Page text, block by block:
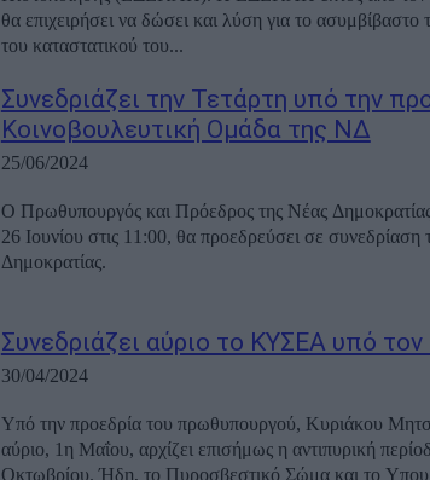
θα επιχειρήσει να δώσει και λύση για το
του καταστατικού του...
Συνεδριάζει την Τετάρτη υπό την
Κοινοβουλευτική Ομάδα της ΝΔ
25/06/2024
O Πρωθυπουργός και Πρόεδρος της Νέας
26 Ιουνίου στις 11:00, θα προεδρεύσει σε
Δημοκρατίας.
Συνεδριάζει αύριο το ΚΥΣΕΑ υπό
30/04/2024
Υπό την προεδρία του πρωθυπουργού, Κυριάκου
αύριο, 1η Μαΐου, αρχίζει επισήμως η αντιπυρική
Οκτωβρίου. Ήδη, το Πυροσβεστικό Σώμα και το